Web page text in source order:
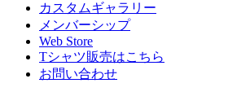
カスタムギャラリー
メンバーシップ
Web Store
Tシャツ販売はこちら
お問い合わせ